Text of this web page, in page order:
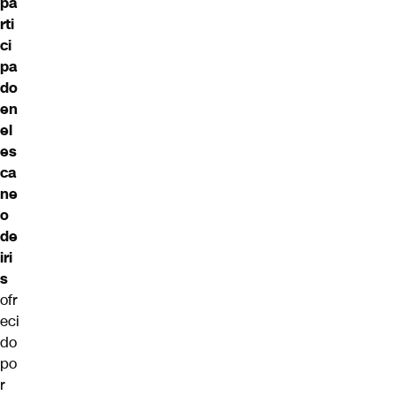
rti
ci
pa
do
en
el
es
ca
ne
o
de
iri
s
ofr
eci
do
po
r